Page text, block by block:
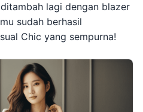
lagi dengan blazer
sudah berhasil
Chic yang sempurna!